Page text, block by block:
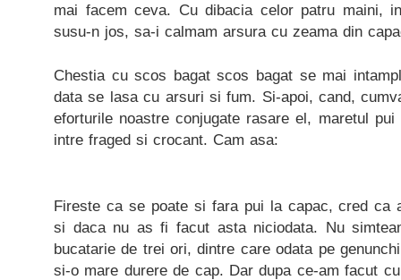
mai facem ceva. Cu dibacia celor patru maini,
susu-n jos, sa-i calmam arsura cu zeama din
Chestia cu scos bagat scos bagat se mai
data se lasa cu arsuri si fum. Si-apoi, cand,
eforturile noastre conjugate rasare el, maretul
intre fraged si crocant. Cam asa:
Fireste ca se poate si fara pui la capac, cred ca
si daca nu as fi facut asta niciodata. Nu
bucatarie de trei ori, dintre care odata pe
si-o mare durere de cap. Dar dupa ce-am facut